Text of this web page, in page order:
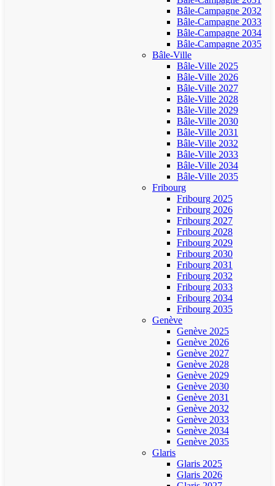
Bâle-Campagne 2032
Bâle-Campagne 2033
Bâle-Campagne 2034
Bâle-Campagne 2035
Bâle-Ville
Bâle-Ville 2025
Bâle-Ville 2026
Bâle-Ville 2027
Bâle-Ville 2028
Bâle-Ville 2029
Bâle-Ville 2030
Bâle-Ville 2031
Bâle-Ville 2032
Bâle-Ville 2033
Bâle-Ville 2034
Bâle-Ville 2035
Fribourg
Fribourg 2025
Fribourg 2026
Fribourg 2027
Fribourg 2028
Fribourg 2029
Fribourg 2030
Fribourg 2031
Fribourg 2032
Fribourg 2033
Fribourg 2034
Fribourg 2035
Genève
Genève 2025
Genève 2026
Genève 2027
Genève 2028
Genève 2029
Genève 2030
Genève 2031
Genève 2032
Genève 2033
Genève 2034
Genève 2035
Glaris
Glaris 2025
Glaris 2026